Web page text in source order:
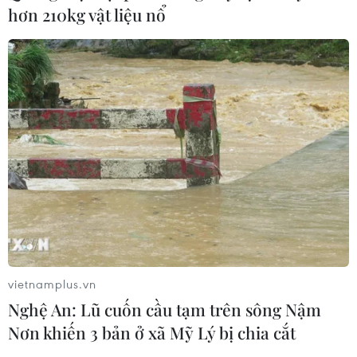
06/08/2026 04:45
Từ mở rộng số lượng đến nâng cao
chất lượng doanh nghiệp tư nhân ở
Tây Ninh
06/08/2026 04:23
Alphabet cải tổ hàng ngũ lãnh đạo
giữa cuộc đua AGI
06/08/2026 04:22
Techcom Life và cách tiếp cận mới
cho bài toán bảo vệ sức khỏe của
hơn 210kg vật liệu nổ
vietnamplus.vn
Nghệ An: Lũ cuốn cầu tạm trên sông Nậm
Nơn khiến 3 bản ở xã Mỹ Lý bị chia cắt